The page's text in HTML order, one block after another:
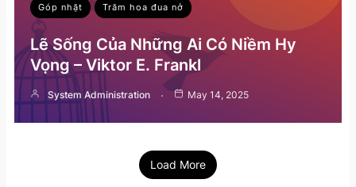
Góp nhặt Trăm hoa đua nở
Lẽ Sống Của Những Ai Có Niềm Hy
Vọng – Viktor E. Frankl
System Administration May 14, 2025
Load More